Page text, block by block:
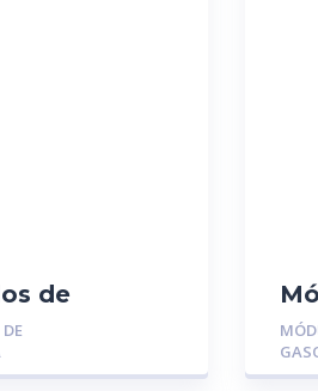
de
MGR-